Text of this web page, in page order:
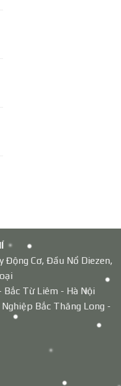
Động Cơ, Đầu Nổ Diezen,
Từ Liêm - Hà Nội
Nghiệp Bắc Thăng Long -